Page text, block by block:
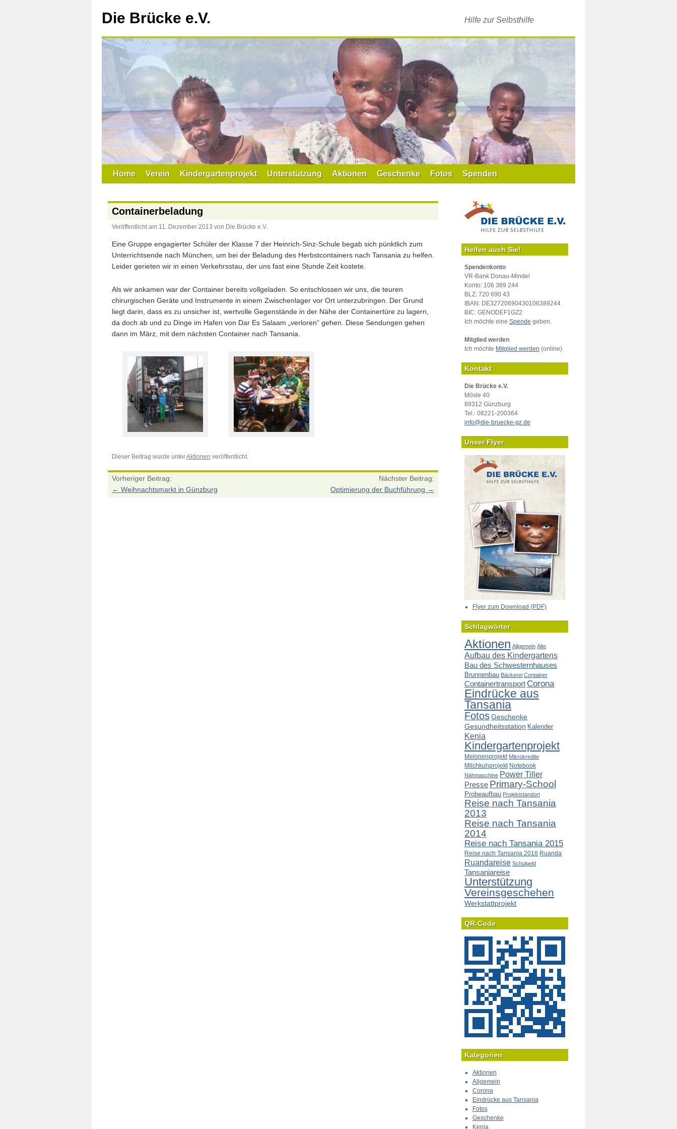
Inhalt
springen
Die Brücke e.V. Hilfe zur Selbsthilfe
Home Verein Kindergartenprojekt Unterstützung Aktionen Geschenke Fotos Spenden
Containerbeladung
Veröffentlicht am 11. Dezember 2013 von Die Brücke e.V.
Eine Gruppe engagierter Schüler der Klasse 7 der Heinrich-Sinz-Schule begab sich pünktlich zum
Unterrichtsende nach München, um bei der Beladung des Herbstcontainers nach Tansania zu helfen.
Leider gerieten wir in einen Verkehrsstau, der uns fast eine Stunde Zeit kostete.
Als wir ankamen war der Container bereits vollgeladen. So entschlossen wir uns, die teuren
chirurgischen Geräte und Instrumente in einem Zwischenlager vor Ort unterzubringen. Der Grund
liegt darin, dass es zu unsicher ist, wertvolle Gegenstände in der Nähe der Containertüre zu lagern,
da doch ab und zu Dinge im Hafen von Dar Es Salaam „verloren“ gehen. Diese Sendungen gehen
dann im März, mit dem nächsten Container nach Tansania.
Dieser Beitrag wurde unterAktionen veröffentlicht.
Vorheriger Beitrag:
← Weihnachtsmarkt in Günzburg
Nächster Beitrag:
Optimierung der Buchführung →
Helfen auch Sie!
Spendenkonto
VR-Bank Donau-Mindel
Konto: 106 389 244
BLZ: 720 690 43
IBAN: DE32720690430106389244
BIC: GENODEF1GZ2
Ich möchte eine Spende geben.
Mitglied werden
Ich möchte Mitglied werden (online)
Kontakt
Die Brücke e.V.
Mösle 40
89312 Günzburg
Tel.: 08221-200364
info@die-bruecke-gz.de
Unser Flyer
Flyer zum Download (PDF)
Schlagwörter
Aktionen Allgemein Alte
Aufbau des Kindergartens
Bau des Schwesternhauses
Brunnenbau Bäckerei Container
Containertransport Corona
Eindrücke aus
Tansania
FotosGeschenke
Gesundheitsstation Kalender
Kenia
Kindergartenprojekt
Melonenprojekt Mikrokredite
Milchkuhprojekt Notebook
Nähmaschine Power Tiller
Presse Primary-School
Probeaufbau Projektstandort
Reise nach Tansania
2013
Reise nach Tansania
2014
Reise nach Tansania 2015
Reise nach Tansania 2018 Ruanda
Ruandareise Schulgeld
Tansaniareise
Unterstützung
Vereinsgeschehen
Werkstattprojekt
QR-Code
Kategorien
Aktionen
Allgemein
Corona
Eindrücke aus Tansania
Fotos
Geschenke
Kenia